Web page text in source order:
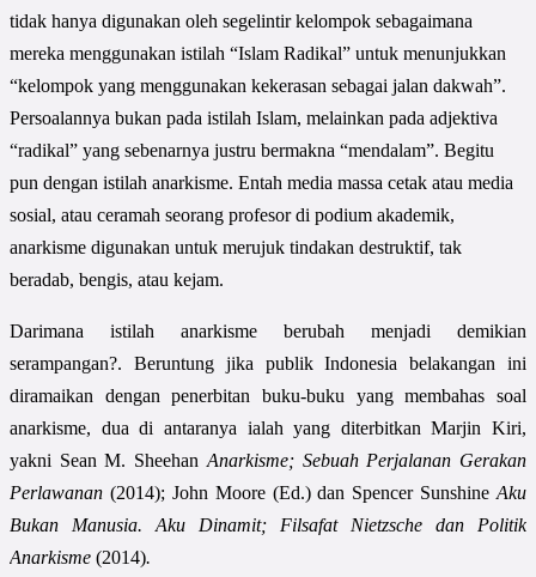
tidak hanya digunakan oleh segelintir kelompok sebagaimana
mereka menggunakan istilah “Islam Radikal” untuk menunjukkan
“kelompok yang menggunakan kekerasan sebagai jalan dakwah”.
Persoalannya bukan pada istilah Islam, melainkan pada adjektiva
“radikal” yang sebenarnya justru bermakna “mendalam”. Begitu
pun dengan istilah anarkisme. Entah media massa cetak atau media
sosial, atau ceramah seorang profesor di podium akademik,
anarkisme digunakan untuk merujuk tindakan destruktif, tak
beradab, bengis, atau kejam.
Darimana istilah anarkisme berubah menjadi demikian
serampangan?. Beruntung jika publik Indonesia belakangan ini
diramaikan dengan penerbitan buku-buku yang membahas soal
anarkisme, dua di antaranya ialah yang diterbitkan Marjin Kiri,
yakni Sean M. Sheehan Anarkisme; Sebuah Perjalanan Gerakan
Perlawanan (2014); John Moore (Ed.) dan Spencer Sunshine Aku
Bukan Manusia. Aku Dinamit; Filsafat Nietzsche dan Politik
Anarkisme (2014).